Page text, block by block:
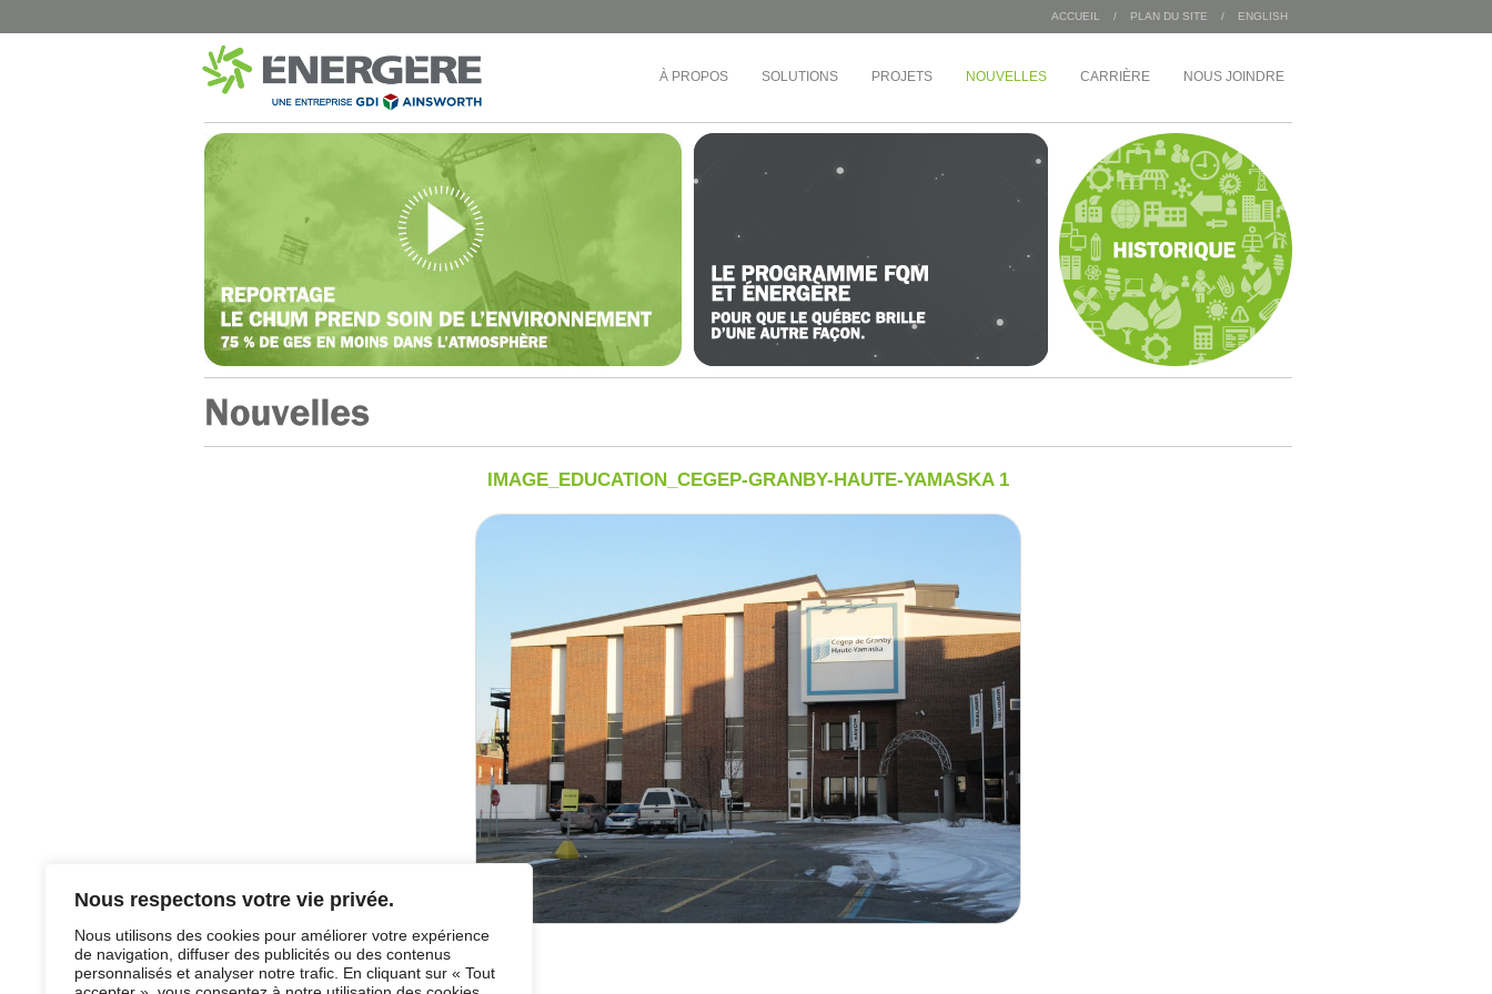
Nous respectons votre vie privée.
Nous utilisons des cookies pour améliorer votre expérience
de navigation, diffuser des publicités ou des contenus
personnalisés et analyser notre trafic. En cliquant sur « Tout
ACCUEIL / PLAN DU SITE / ENGLISH
À PROPOS SOLUTIONS PROJETS NOUVELLES CARRIÈRE NOUS JOINDRE
MUNICIPAL
Montréal – Éclairage de rue
Disraeli – Éclairage de rue
Mont-Joli – Éclairage de rue
B-Chatham – Éclairage de rue
Shawinigan – Éclairage de rue
Blainville – Éclairage de rue
Blainville – Bâtiments
Complexes Sportifs Terrebonne
SANTÉ
CISSS Montérégie-Ouest
Institut Philippe-Pinel
Hôpital Marie-Clarac
CISSS du Bas-Saint-Laurent
CISSS de Chaudière-Appalaches
CHUM Hôpital Notre-Dame
CIUSSS de l’Est-de-l’Île-de-Montréal
CISSS de Lanaudière
CIUSSS Mauricie-et-du-Centre-du-
Québec (Trois-Rivières)
ÉDUCATION
CS de Sorel-Tracy
CS English-Montréal
Cégep de Lévis-Lauzon
Collège de Bois-de-Boulogne
Cégep de Granby Haute-Yamaska
Société de développement Angus
Busac
Gestion des Trois Pignons
INDUSTRIEL
MDA Corporation
Entrepôts Sac 2000
Wajax
Congébec
Bœuf Mérite
Bonduelle
IMAGE_EDUCATION_CEGEP-GRANBY-HAUTE-YAMASKA 1